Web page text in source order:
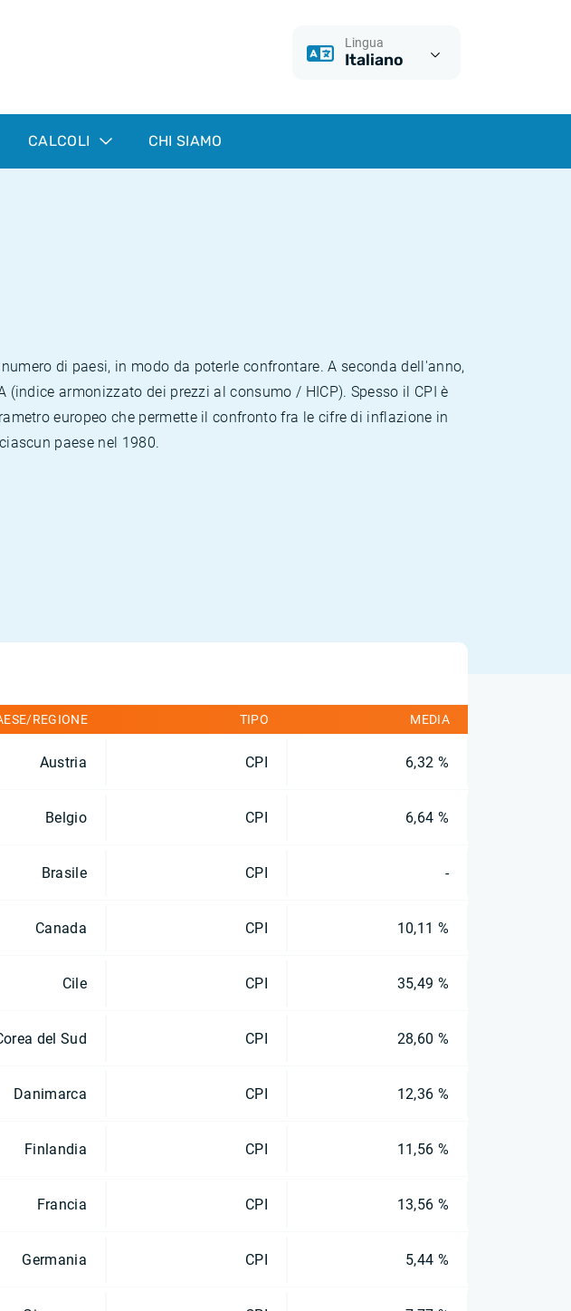
Lingua
Italiano
CALCOLI CHI SIAMO
di paesi, in modo da poterle confrontare. A seconda dell'anno,
armonizzato dei prezzi al consumo / HICP). Spesso il CPI è
europeo che permette il confronto fra le cifre di inflazione in
paese nel 1980.
REGIONE TIPO MEDIA
Austria CPI 6,32 %
Belgio CPI 6,64 %
Brasile CPI -
Canada CPI 10,11 %
Cile CPI 35,49 %
del Sud CPI 28,60 %
Danimarca CPI 12,36 %
Finlandia CPI 11,56 %
Francia CPI 13,56 %
Germania CPI 5,44 %